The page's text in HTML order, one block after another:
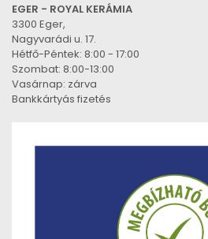
EGER - ROYAL KERÁMIA
3300 Eger,
Nagyvarádi u. 17.
Hétfő-Péntek: 8:00 - 17:00
Szombat: 8:00-13:00
Vasárnap: zárva
Bankkártyás fizetés